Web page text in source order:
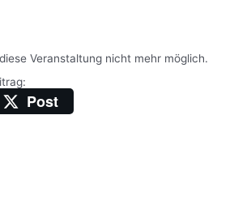
Veranstaltung nicht mehr möglich.
Post